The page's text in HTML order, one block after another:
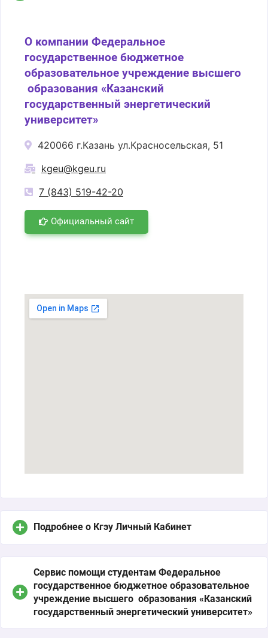
О компании Федеральное
государственное бюджетное
образовательное учреждение высшего
образования «Казанский
государственный энергетический
университет»
420066 г.Казань ул.Красносельская, 51
kgeu@kgeu.ru
7 (843) 519-42-20
Официальный сайт
Подробнее о Кгэу Личный Кабинет
Сервис помощи студентам Федеральное
государственное бюджетное образовательное
учреждение высшего образования «Казанский
государственный энергетический университет»